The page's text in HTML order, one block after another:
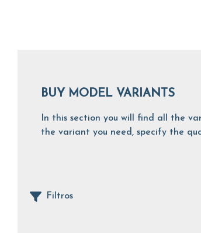
BUY MODEL VARIANTS
In this section you will find all the
the variant you need, specify the
Filtros